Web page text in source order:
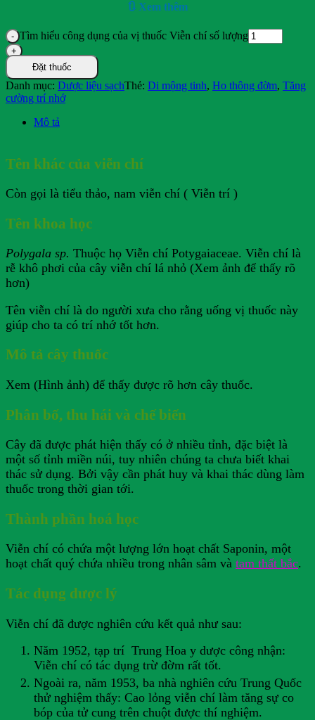
🔃 Xem thêm
Tìm hiểu công dụng của vị thuốc Viễn chí số lượng
Đặt thuốc
Danh mục: Dược liệu sạchThẻ: Di mộng tinh, Ho thông đờm, Tăng
cường trí nhớ
Mô tả
Tên khác của viễn chí
Còn gọi là tiểu thảo, nam viễn chí ( Viễn trí )
Tên khoa học
Polygala sp. Thuộc họ Viễn chí Potygaiaceae. Viễn chí là
rễ khô phơi của cây viễn chí lá nhỏ (Xem ảnh để thấy rõ
hơn)
Tên viễn chí là do người xưa cho rằng uống vị thuốc này
giúp cho ta có trí nhớ tốt hơn.
Mô tả cây thuốc
Xem (Hình ảnh) để thấy được rõ hơn cây thuốc.
Phân bố, thu hái và chế biến
Cây đã được phát hiện thấy có ở nhiều tỉnh, đặc biệt là
một số tỉnh miền núi, tuy nhiên chúng ta chưa biết khai
thác sử dụng. Bởi vậy cần phát huy và khai thác dùng làm
thuốc trong thời gian tới.
Thành phần hoá học
Viễn chí có chứa một lượng lớn hoạt chất Saponin, một
hoạt chất quý chứa nhiều trong nhân sâm và tam thất bắc.
Tác dụng dược lý
Viễn chí đã được nghiên cứu kết quả như sau:
Năm 1952, tạp trí Trung Hoa y dược công nhận:
Viễn chí có tác dụng trừ đờm rất tốt.
Ngoài ra, năm 1953, ba nhà nghiên cứu Trung Quốc
thử nghiệm thấy: Cao lỏng viễn chí làm tăng sự co
bóp của tử cung trên chuột được thí nghiệm.